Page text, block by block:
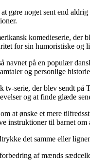
gøre noget sent end
komedieserie,
for sin humoristiske
navnet på en populær
og personlige
serie, der blev sendt
og at finde glæde
at ønske et mere
instruktioner til barnet
det samme eller
af mænds